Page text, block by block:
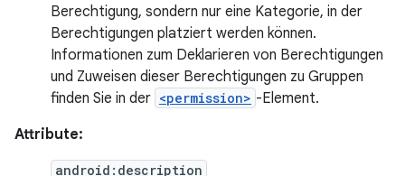
Berechtigung, sondern nur eine Kategorie, in der
Berechtigungen platziert werden können.
Informationen zum Deklarieren von Berechtigungen
und Zuweisen dieser Berechtigungen zu Gruppen
finden Sie in der <permission> -Element.
Attribute:
android:description